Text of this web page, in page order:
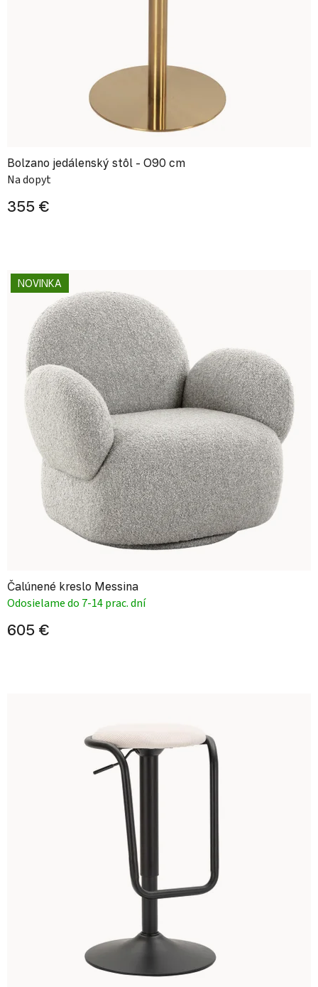
Bolzano jedálenský stôl - O90 cm
Na dopyt
355 €
NOVINKA
Čalúnené kreslo Messina
Odosielame do 7-14 prac. dní
605 €